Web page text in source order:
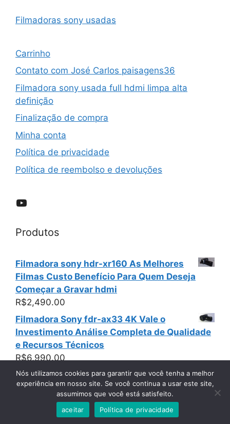
Filmadoras sony usadas
Carrinho
Contato com José Carlos paisagens36
Filmadora sony usada full hdmi limpa alta
definição
Finalização de compra
Minha conta
Política de privacidade
Política de reembolso e devoluções
YouTube
Produtos
Filmadora sony hdr-xr160 As Melhores
Filmas Custo Benefício Para Quem Deseja
Começar a Gravar hdmi
R$2,490.00
Filmadora Sony fdr-ax33 4K Vale o
Investimento Análise Completa de Qualidade
e Recursos Técnicos
R$6,990.00
© 2026 Filmadoras Usadas Sony Panasonic e Canon
Built withGeneratePress
Nós utilizamos cookies para garantir que você tenha a melhor
experiência em nosso site. Se você continua a usar este site,
assumimos que você está satisfeito.
aceitar
Política de privacidade